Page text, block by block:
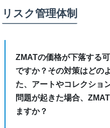
リスク管理体制
ZMATの価格が下落する
ですか？その対策はどの
た、アートやコレクショ
問題が起きた場合、
ますか？